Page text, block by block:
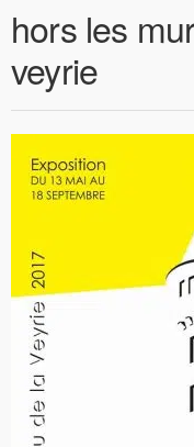
hors les
veyrie